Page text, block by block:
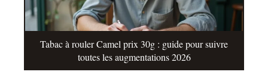
Tabac à rouler Camel prix 30g : guide pour suivre
toutes les augmentations 2026